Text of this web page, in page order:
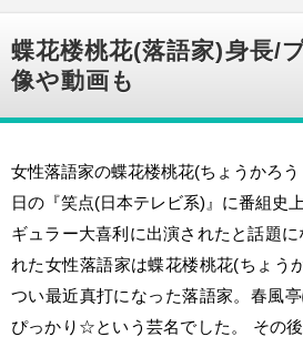
蝶花楼桃花(落語家)身長/
像や動画も
女性落語家の蝶花楼桃花(ちょうかろ
日の『笑点(日本テレビ系)』に番組史
ギュラー大喜利に出演されたと話題
れた女性落語家は蝶花楼桃花(ちょう
つい最近真打になった落語家。春風
ぴっかり☆という芸名でした。 その